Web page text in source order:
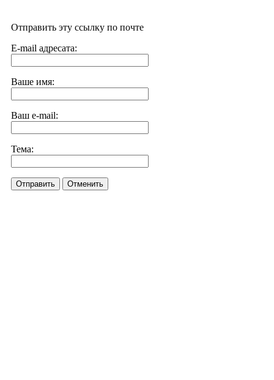
Отправить эту ссылку по почте
E-mail адресата:
Ваше имя:
Ваш e-mail:
Тема:
Отправить Отменить